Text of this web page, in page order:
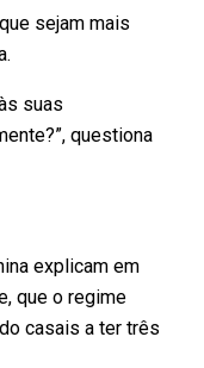
sejam mais
suas
questiona
explicam em
que o regime
casais a ter três